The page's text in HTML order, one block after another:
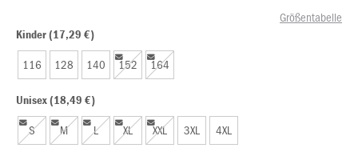
Größentabelle
Kinder (17,29 €)
116 128 140 152 164
Unisex (18,49 €)
S M L XL XXL 3XL 4XL